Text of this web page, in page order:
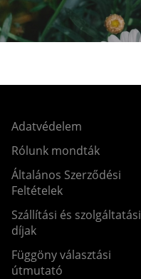
Adatvédelem
Rólunk mondták
Általános Szerződési
Feltételek
Szállítási és szolgáltatási
díjak
Függöny választási
útmutató